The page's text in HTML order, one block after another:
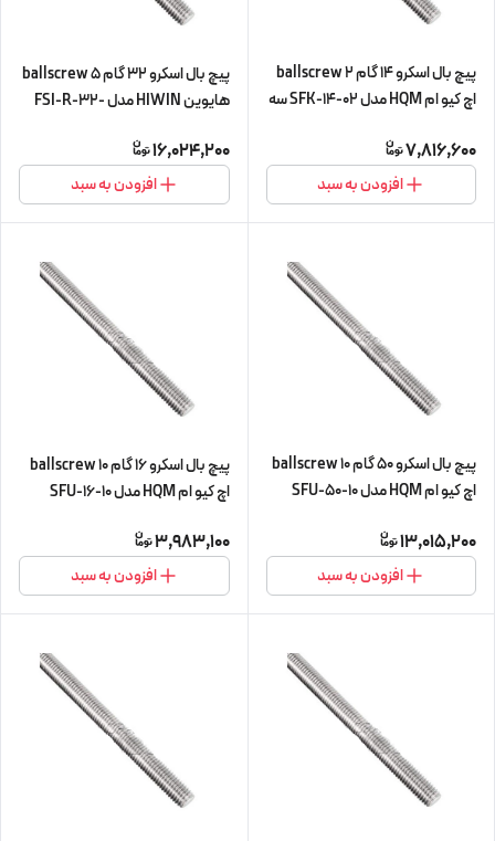
پیچ بال اسکرو 14 گام 2 ballscrew
اچ کیو ام HQM مدل SFK-14-02 سه
7,816,600
افزودن به سبد
پیچ بال اسکرو 32 گام 5 ballscrew
هایوین HIWIN مدل FSI-R-32-
سی)
16,024,200
افزودن به سبد
پیچ بال اسکرو 50 گام 10 ballscrew
اچ کیو ام HQM مدل SFU-50-10
13,015,200
افزودن به سبد
پیچ بال اسکرو 16 گام 10 ballscrew
اچ کیو ام HQM مدل SFU-16-10
سی) (اورجینال وارداتی)
3,983,100
افزودن به سبد